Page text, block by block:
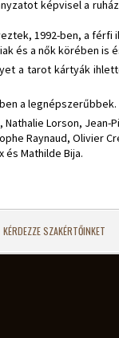
képvisel a
1992-ben, a férfi
és a nők körében is
a tarot kártyák
a legnépszerűbbek.
Lorson, Jean-
Raynaud, Olivier
és Mathilde Bija.
KÉRDEZZE SZAKÉRTŐINKET